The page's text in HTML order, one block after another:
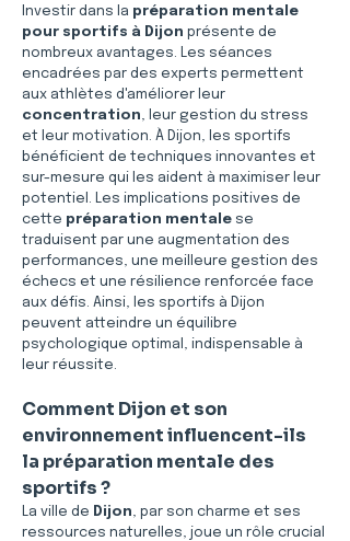
Investir dans la préparation mentale
pour sportifs à Dijon présente de
nombreux avantages. Les séances
encadrées par des experts permettent
aux athlètes d'améliorer leur
concentration, leur gestion du stress
et leur motivation. À Dijon, les sportifs
bénéficient de techniques innovantes et
sur-mesure qui les aident à maximiser leur
potentiel. Les implications positives de
cette préparation mentale se
traduisent par une augmentation des
performances, une meilleure gestion des
échecs et une résilience renforcée face
aux défis. Ainsi, les sportifs à Dijon
peuvent atteindre un équilibre
psychologique optimal, indispensable à
leur réussite.
Comment Dijon et son
environnement influencent-ils
la préparation mentale des
sportifs ?
La ville de Dijon, par son charme et ses
ressources naturelles, joue un rôle crucial